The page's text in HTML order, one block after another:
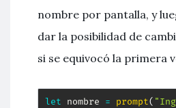
nombre por pantalla, y
dar la posibilidad de
si se equivocó la primera
let nombre = prompt(